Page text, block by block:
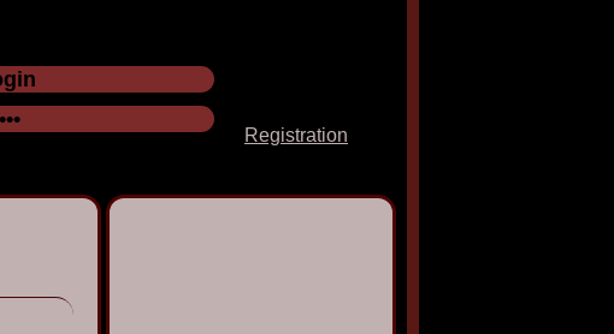
Registration